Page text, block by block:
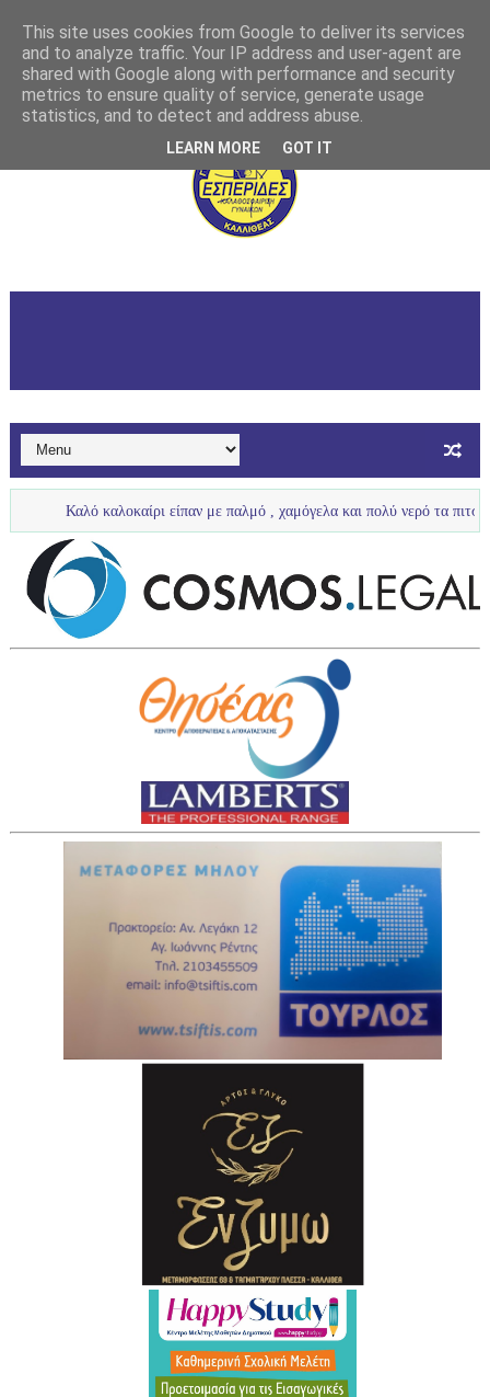
καλοκαίρι είπαν με παλμό , χαμόγελα και πολύ νερό τα πιτσιρίκια μας ...
This site uses cookies from Google to deliver its services
and to analyze traffic. Your IP address and user-agent are
shared with Google along with performance and security
metrics to ensure quality of service, generate usage
statistics, and to detect and address abuse.
LEARN MORE GOT IT